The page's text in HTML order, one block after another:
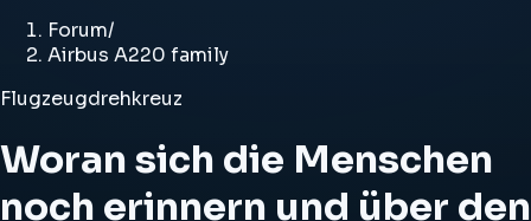
Forum/
Airbus A220 family
Flugzeugdrehkreuz
Woran sich die Menschen
noch erinnern und über den